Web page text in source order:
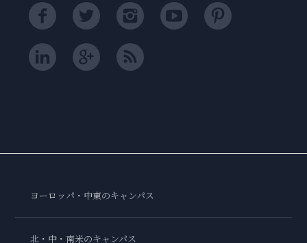
ヨーロッパ・中東のキャンパス
北・中・南米のキャンパス